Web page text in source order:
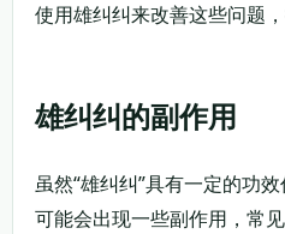
使用雄纠纠来改善这些问题，
雄纠纠的副作用
虽然“雄纠纠”具有一定的功
可能会出现一些副作用，常